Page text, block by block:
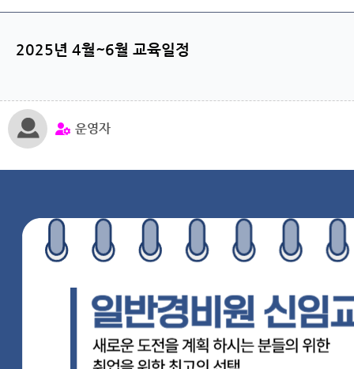
2025년 4월~6월 교육일정
운영자